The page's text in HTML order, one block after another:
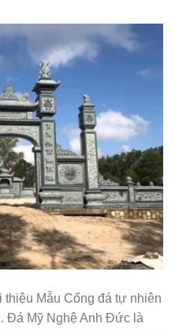
Mẫu Cổng đá tự nhiên
Đá Mỹ Nghệ Anh Đức là